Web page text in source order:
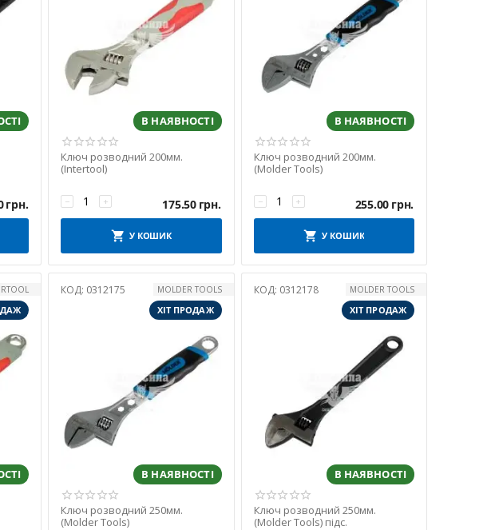
грн.
В НАЯВНОСТІ
Ключ розводний 200мм.
(Intertool)
+
− 175.50 грн.
У КОШИК
В НАЯВНОСТІ
Ключ розводний 200мм.
(Molder Tools)
+
− 255.00 грн.
У КОШИК
КОД: 0312175
MOLDER TOOLS
ХІТ ПРОДАЖ
В НАЯВНОСТІ
Ключ розводний 250мм.
(Molder Tools)
КОД: 0312178
MOLDER TOOLS
ХІТ ПРОДАЖ
В НАЯВНОСТІ
Ключ розводний 250мм.
(Molder Tools) підс.